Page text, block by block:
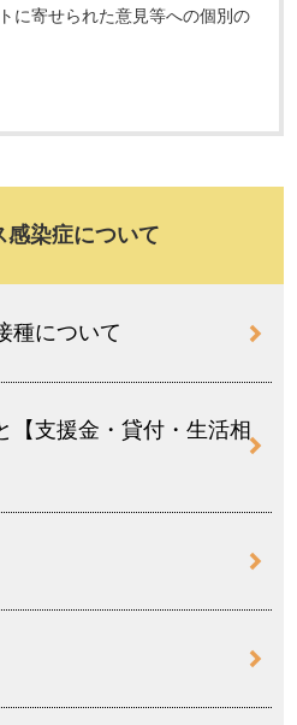
に寄せられた意見等への個別の
感染症について
種について
【支援金・貸付・生活相